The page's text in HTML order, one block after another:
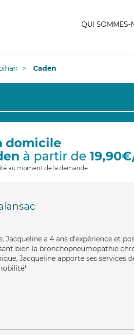
QUI SOMMES-
Caden
domicile
à partir de
au moment de la demande
Jacqueline a 4 ans d'expérience et
bien la bronchopneumopathie
Jacqueline apporte ses services